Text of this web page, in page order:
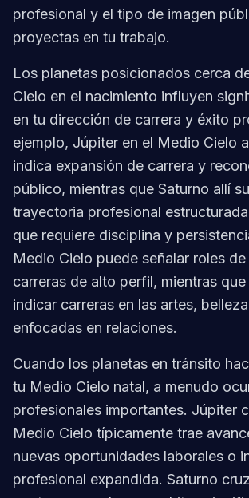
profesional y el tipo de imagen
proyectas en tu trabajo.
Los planetas posicionados cerca
Cielo en el nacimiento influyen
en tu dirección de carrera y éxito
ejemplo, Júpiter en el Medio Cielo
indica expansión de carrera y
público, mientras que Saturno allí
trayectoria profesional
que requiere disciplina y
Medio Cielo puede señalar roles
carreras de alto perfil, mientras
indicar carreras en las artes,
enfocadas en relaciones.
Cuando los planetas en tránsito
tu Medio Cielo natal, a menudo
profesionales importantes. Júpiter
Medio Cielo típicamente trae
nuevas oportunidades laborales o
profesional expandida. Saturno